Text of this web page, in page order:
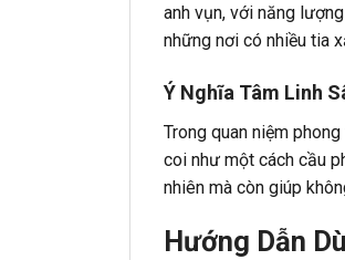
anh vụn, với năng
những nơi có nhiều tia
Ý Nghĩa Tâm Linh
Trong quan niệm
coi như một cách cầu
nhiên mà còn giúp
Hướng Dẫn